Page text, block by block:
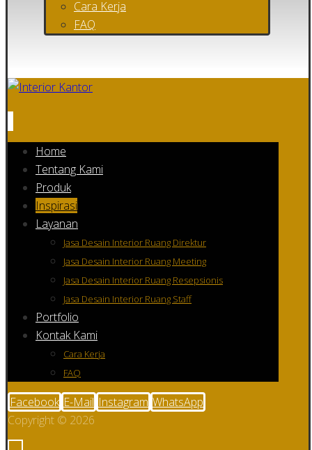
Cara Kerja
FAQ
Home
Tentang Kami
Produk
Inspirasi
Layanan
Jasa Desain Interior Ruang Direktur
Jasa Desain Interior Ruang Meeting
Jasa Desain Interior Ruang Resepsionis
Jasa Desain Interior Ruang Staff
Portfolio
Kontak Kami
Cara Kerja
FAQ
Facebook E-Mail Instagram WhatsApp
Copyright © 2026